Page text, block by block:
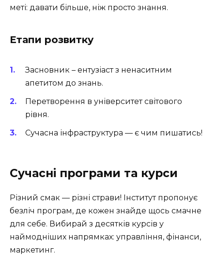
меті: давати більше, ніж просто знання.
Етапи розвитку
Засновник – ентузіаст з ненаситним
апетитом до знань.
Перетворення в університет світового
рівня.
Сучасна інфраструктура — є чим пишатись!
Сучасні програми та курси
Різний смак — різні страви! Інститут пропонує
безліч програм, де кожен знайде щось смачне
для себе. Вибирай з десятків курсів у
наймодніших напрямках: управління, фінанси,
маркетинг.